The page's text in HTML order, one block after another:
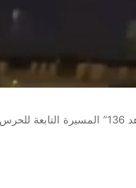
لحظة إطلاق الصواريخ وتشغيل طائرات “شاهد